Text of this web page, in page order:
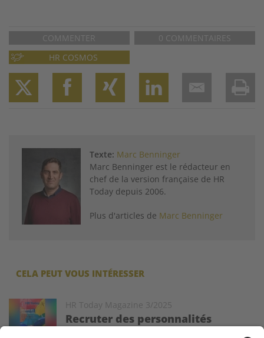
COMMENTER
0 COMMENTAIRES
HR COSMOS
Texte: Marc Benninger
Marc Benninger est le rédacteur en
chef de la version française de HR
Today depuis 2006.
Plus d'articles de Marc Benninger
CELA PEUT VOUS INTÉRESSER
HR Today Magazine 3/2025
Recruter des personnalités
Image